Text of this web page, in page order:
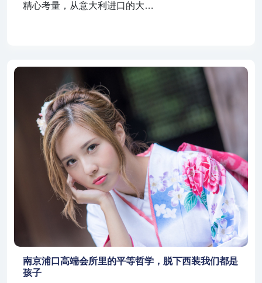
精心考量，从意大利进口的大…
南京浦口高端会所里的平等哲学，脱下西装我们都是
孩子